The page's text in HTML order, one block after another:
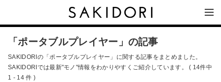
「ポータブルプレイヤー」の記事
SAKIDORIの「ポータブルプレイヤー」に関する記事をまとめました。
SAKIDORIでは最新"モノ"情報をわかりやすくご紹介しています。 ( 14件中
1 - 14 件 )